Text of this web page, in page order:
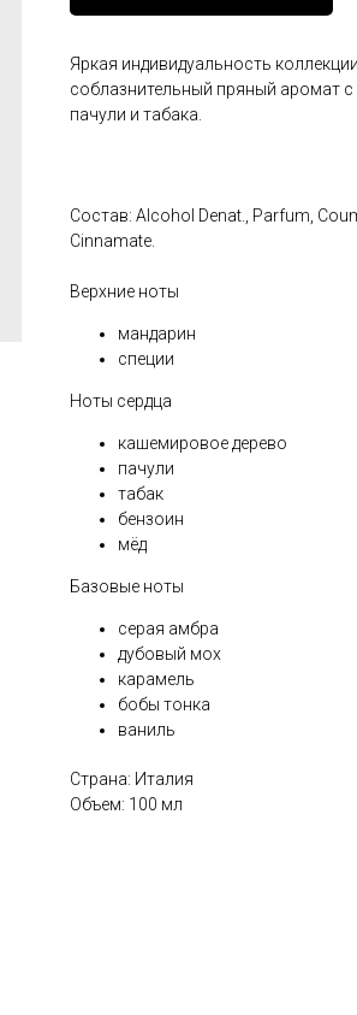
Яркая индивидуальность
соблазнительный пряный аромат
пачули и табака.
Состав: Alcohol Denat., Parfum,
Cinnamate.
Верхние ноты
мандарин
специи
Ноты сердца
кашемировое дерево
пачули
табак
бензоин
мёд
Базовые ноты
серая амбра
дубовый мох
карамель
бобы тонка
ваниль
Страна: Италия
Объем: 100 мл